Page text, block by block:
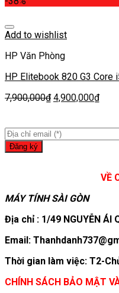
Add to wishlist
HP Văn Phòng
HP Elitebook 820 G3 Core
7,900,000₫ 4,900,000₫
VỀ
MÁY TÍNH SÀI GÒN
Địa chỉ : 1/49 NGUYỄN ÁI
Email:
Thời gian làm việc: T2-
CHÍNH SÁCH BẢO MẬT